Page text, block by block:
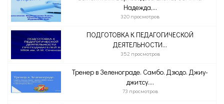
Надежда,...
320 просмотров
ПОДГОТОВКА К ПЕДАГОГИЧЕСКОЙ
ДЕЯТЕЛЬНОСТИ...
352 просмотров
Тренер в Зеленограде. Самбо. Дзюдо. Джиу-
джитсу....
73 просмотров